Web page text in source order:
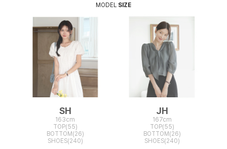
MODEL SIZE
SH
163cm
TOP(55)
BOTTOM(26)
SHOES(240)
JH
167cm
TOP(55)
BOTTOM(26)
SHOES(240)